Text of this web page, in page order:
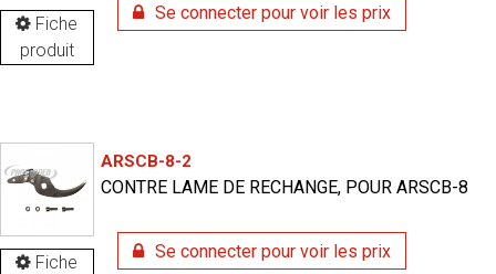
Fiche
produit
Se connecter pour voir les prix
Fiche
ARSCB-8-2
CONTRE LAME DE RECHANGE, POUR ARSCB-8
Se connecter pour voir les prix